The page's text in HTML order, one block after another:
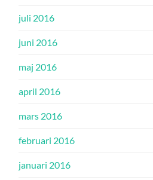
juli 2016
juni 2016
maj 2016
april 2016
mars 2016
februari 2016
januari 2016